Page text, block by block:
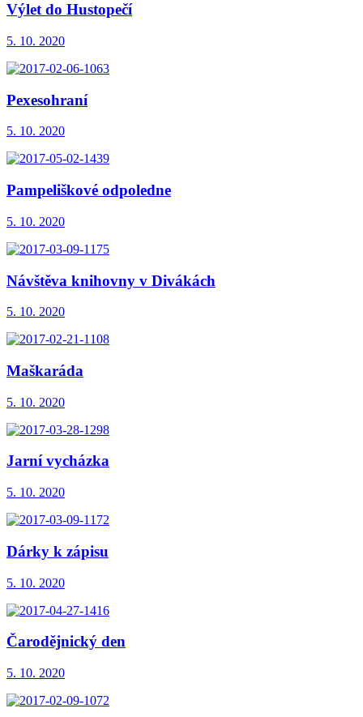
Výlet do Hustopečí
5. 10. 2020
Pexesohraní
5. 10. 2020
Pampeliškové odpoledne
5. 10. 2020
Návštěva knihovny v Divákách
5. 10. 2020
Maškaráda
5. 10. 2020
Jarní vycházka
5. 10. 2020
Dárky k zápisu
5. 10. 2020
Čarodějnický den
5. 10. 2020